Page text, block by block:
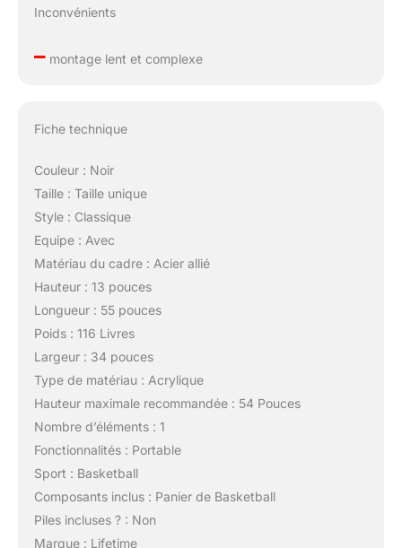
Inconvénients
–montage lent et complexe
Fiche technique
Couleur : Noir
Taille : Taille unique
Style : Classique
Equipe : Avec
Matériau du cadre : Acier allié
Hauteur : 13 pouces
Longueur : 55 pouces
Poids : 116 Livres
Largeur : 34 pouces
Type de matériau : Acrylique
Hauteur maximale recommandée : 54 Pouces
Nombre d’éléments : 1
Fonctionnalités : Portable
Sport : Basketball
Composants inclus : Panier de Basketball
Piles incluses ? : Non
Marque : Lifetime